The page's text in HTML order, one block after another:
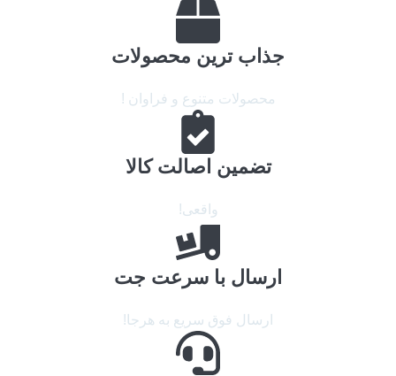
جذاب ترین محصولات
محصولات متنوع و فراوان !
تضمین اصالت کالا
واقعی!
ارسال با سرعت جت
ارسال فوق سریع به هرجا!